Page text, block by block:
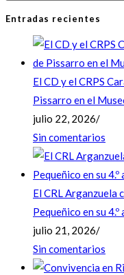
Entradas recientes
El CD y el CRPS
Pissarro en el
julio 22, 2026/
Sin comentarios
El CRL Arganzuela
Pequeñico en su
julio 21, 2026/
Sin comentarios